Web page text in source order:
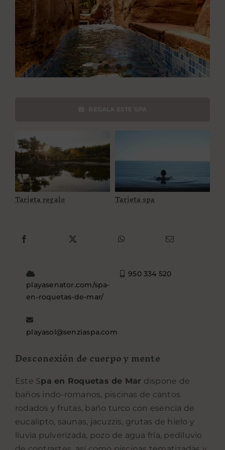
PROPÓSITO
ÁREA HOTELES
Buscar:
Tarjeta regalo
Tarjeta regalo
Tarjeta spa
Tarjeta spa
playasenator.com/spa-
en-roquetas-de-mar/
950 334 520
playasol@senziaspa.com
Desconexión de cuerpo y mente
Este Spa en Roquetas de Mar dispone de
baños indo-romanos, piscinas de cantos
rodados y frutas, baño turco con esencia de
eucalipto, saunas, jacuzzis, grutas de hielo y
lluvia pulverizada, pozo de agua fría, pediluvio